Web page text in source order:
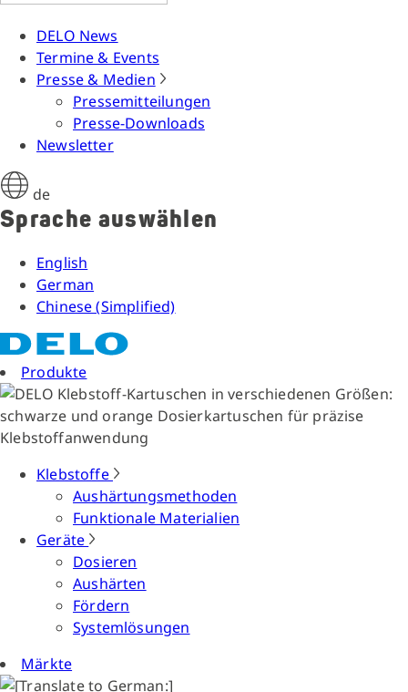
DELO News
Termine & Events
Presse & Medien
Pressemitteilungen
Presse-Downloads
Newsletter
de
Sprache auswählen
English
German
Chinese (Simplified)
Produkte
Klebstoffe
Aushärtungsmethoden
Funktionale Materialien
Geräte
Dosieren
Aushärten
Fördern
Systemlösungen
Märkte